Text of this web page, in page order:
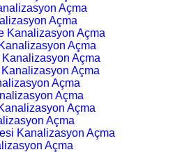
Açma
Açma
Kanalizasyon Açma
Açma
Açma
Açma
Açma
Açma
Açma
Açma
Kanalizasyon Açma
Açma